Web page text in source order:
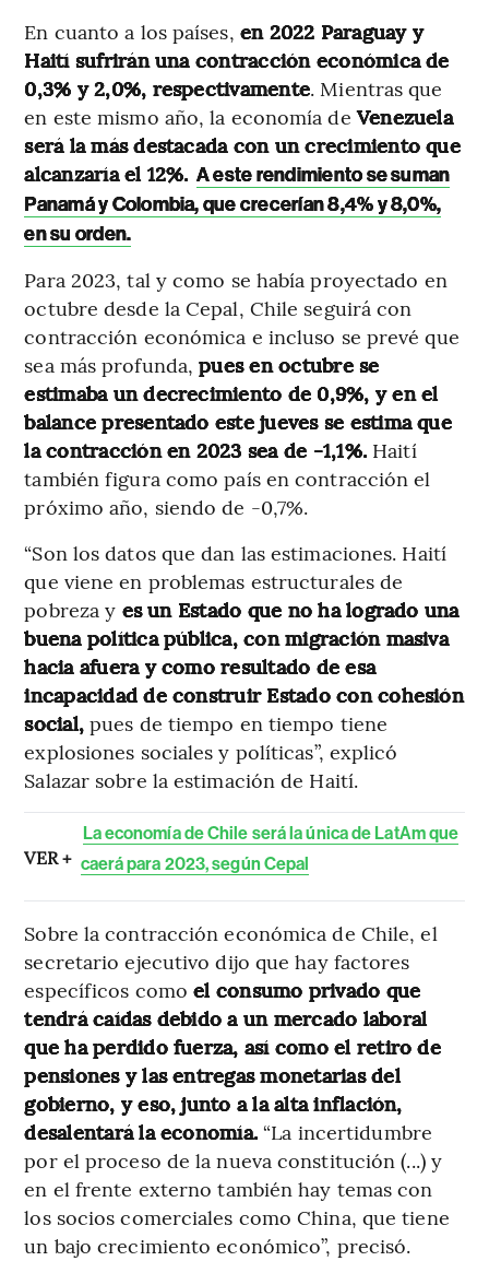
En cuanto a los países, en 2022 Paraguay y
Haití sufrirán una contracción económica de
0,3% y 2,0%, respectivamente. Mientras que
en este mismo año, la economía deVenezuela
será la más destacada con un crecimiento que
alcanzaría el 12%. A este rendimiento se suman
Panamá y Colombia, que crecerían 8,4% y 8,0%,
en su orden.
Para 2023, tal y como se había proyectado en
octubre desde la Cepal, Chile seguirá con
contracción económica e incluso se prevé que
sea más profunda,pues en octubre se
estimaba un decrecimiento de 0,9%, y en el
balance presentado este jueves se estima que
la contracción en 2023 sea de -1,1%. Haití
también figura como país en contracción el
próximo año, siendo de -0,7%.
“Son los datos que dan las estimaciones. Haití
que viene en problemas estructurales de
pobreza y es un Estado que no ha logrado una
buena política pública, con migración masiva
hacia afuera y como resultado de esa
incapacidad de construir Estado con cohesión
social, pues de tiempo en tiempo tiene
explosiones sociales y políticas”, explicó
Salazar sobre la estimación de Haití.
VER +
La economía de Chile será la única de LatAm que
caerá para 2023, según Cepal
Sobre la contracción económica de Chile, el
secretario ejecutivo dijo que hay factores
específicos comoel consumo privado que
tendrá caídas debido a un mercado laboral
que ha perdido fuerza, así como el retiro de
pensiones y las entregas monetarias del
gobierno, y eso, junto a la alta inflación,
desalentará la economía. “La incertidumbre
por el proceso de la nueva constitución (...) y
en el frente externo también hay temas con
los socios comerciales como China, que tiene
un bajo crecimiento económico”, precisó.